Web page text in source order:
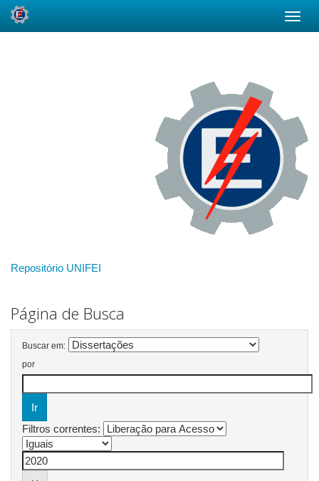
Repositório UNIFEI
Página de Busca
Buscar em:
por
Filtros correntes: